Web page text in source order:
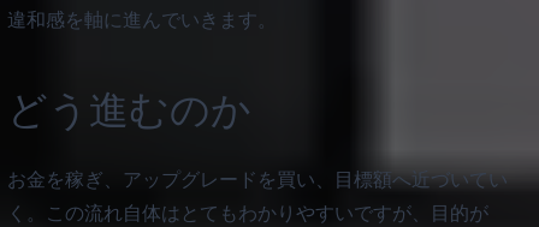
違和感を軸に進んでいきます。
どう進むのか
お金を稼ぎ、アップグレードを買い、目標額へ近づいてい
く。この流れ自体はとてもわかりやすいですが、目的が